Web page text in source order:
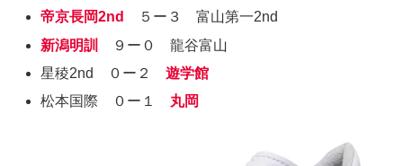
帝京長岡2nd
５ー３ 富山第一2nd
新潟明訓
９ー０ 龍谷富山
星稜2nd ０ー２遊学館
松本国際 ０ー１ 丸岡